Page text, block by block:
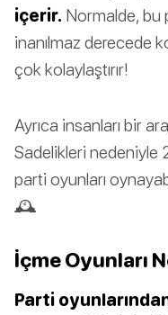
içerir. Normalde, bu
inanılmaz derecede
çok kolaylaştırır!
Ayrıca insanları bir
Sadelikleri nedeniyle
parti oyunları
🕰
İçme Oyunları
Parti